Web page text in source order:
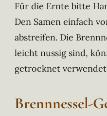
Für die Ernte bitte
Den Samen einfach
abstreifen. Die
leicht nussig sind,
getrocknet
Brennnessel-